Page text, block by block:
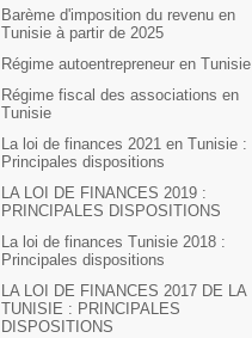
Barème d'imposition du revenu en
Tunisie à partir de 2025
Régime autoentrepreneur en Tunisie
Régime fiscal des associations en
Tunisie
La loi de finances 2021 en Tunisie :
Principales dispositions
LA LOI DE FINANCES 2019 :
PRINCIPALES DISPOSITIONS
La loi de finances Tunisie 2018 :
Principales dispositions
LA LOI DE FINANCES 2017 DE LA
TUNISIE : PRINCIPALES
DISPOSITIONS